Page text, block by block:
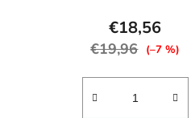
€18,56
€19,96 (–7 %)